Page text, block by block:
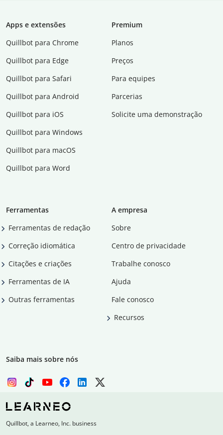
Apps e extensões
Quillbot para Chrome
Quillbot para Edge
Quillbot para Safari
Quillbot para Android
Quillbot para iOS
Quillbot para Windows
Quillbot para macOS
Quillbot para Word
Premium
Planos
Preços
Para equipes
Parcerias
Solicite uma demonstração
Ferramentas
Ferramentas de redação
Correção idiomática
Citações e criações
Ferramentas de IA
Outras ferramentas
A empresa
Sobre
Centro de privacidade
Trabalhe conosco
Ajuda
Fale conosco
Recursos
Saiba mais sobre nós
Quillbot, a Learneo, Inc. business